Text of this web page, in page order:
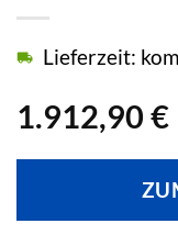
1.912,90 €
Lieferzeit: